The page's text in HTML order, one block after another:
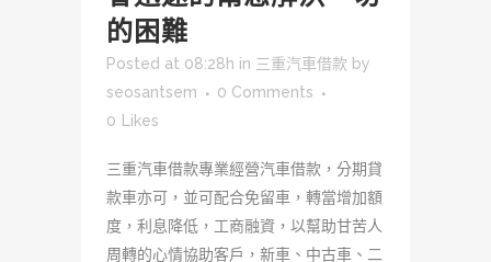
的困難
Posted at 08:28h in 三重汽車借款 by
seosantsem
0 Comments
0 Likes
三重汽車借款專業經營汽車借款，分期貸
款車亦可，並可配合免留車，轉當增加額
度，利息降低，工商融資，以幫助甘苦人
周轉的心情協助客戶，新車、中古車、二